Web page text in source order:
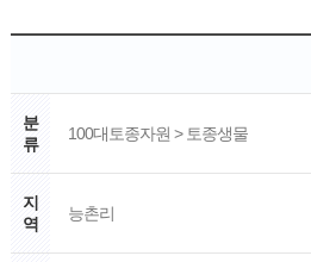
분
류
100대토종자원 > 토종생물
지
역
능촌리